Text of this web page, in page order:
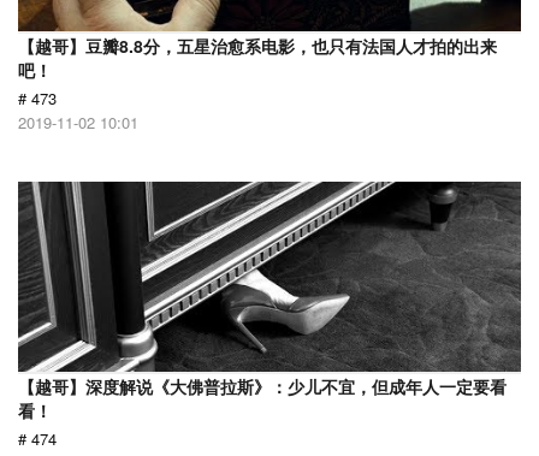
【越哥】豆瓣8.8分，五星治愈系电影，也只有法国人才拍的出来
吧！
# 473
2019-11-02 10:01
【越哥】深度解说《大佛普拉斯》：少儿不宜，但成年人一定要看
看！
# 474